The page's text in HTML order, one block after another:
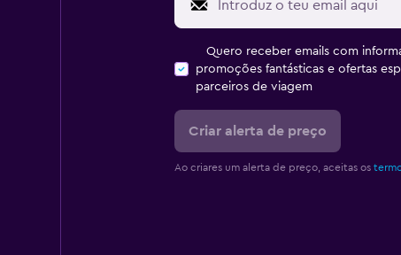
Quero receber emails com
promoções fantásticas e ofertas
parceiros de viagem
Criar alerta de preço
Ao criares um alerta de preço, aceitas os